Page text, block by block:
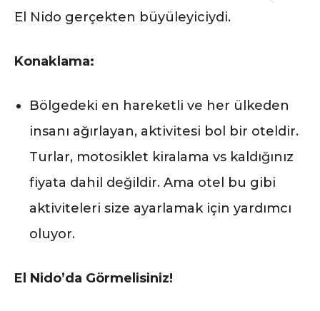
El Nido gerçekten büyüleyiciydi.
Konaklama:
Bölgedeki en hareketli ve her ülkeden
insanı ağırlayan, aktivitesi bol bir oteldir.
Turlar, motosiklet kiralama vs kaldığınız
fiyata dahil değildir. Ama otel bu gibi
aktiviteleri size ayarlamak için yardımcı
oluyor.
El Nido’da Görmelisiniz!